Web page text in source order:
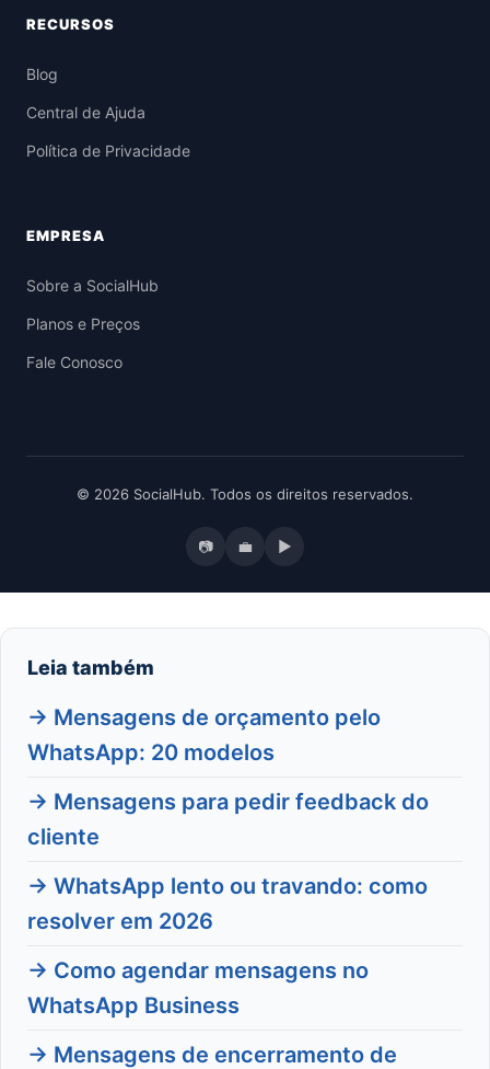
RECURSOS
Blog
Central de Ajuda
Política de Privacidade
EMPRESA
Sobre a SocialHub
Planos e Preços
Fale Conosco
© 2026 SocialHub. Todos os direitos reservados.
📷 💼 ▶
Leia também
→ Mensagens de orçamento pelo
WhatsApp: 20 modelos
→ Mensagens para pedir feedback do
cliente
→ WhatsApp lento ou travando: como
resolver em 2026
→ Como agendar mensagens no
WhatsApp Business
→ Mensagens de encerramento de